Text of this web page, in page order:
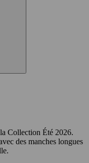
Collection Été 2026.
des manches longues